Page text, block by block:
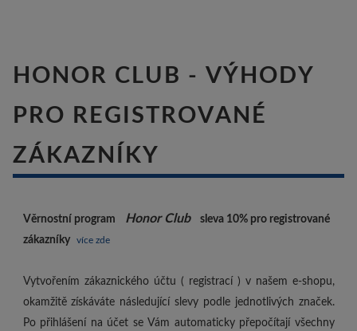
HONOR CLUB - VÝHODY
PRO REGISTROVANÉ
ZÁKAZNÍKY
Věrnostní program Honor Club sleva 10% pro registrované
zákazníky více zde
Vytvořením zákaznického účtu ( registrací ) v našem e-shopu,
okamžitě získáváte následující slevy podle jednotlivých značek.
Po přihlášení na účet se Vám automaticky přepočítají všechny